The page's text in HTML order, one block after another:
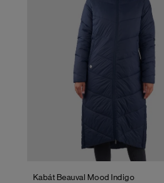
Kabát Beauval Mood Indigo